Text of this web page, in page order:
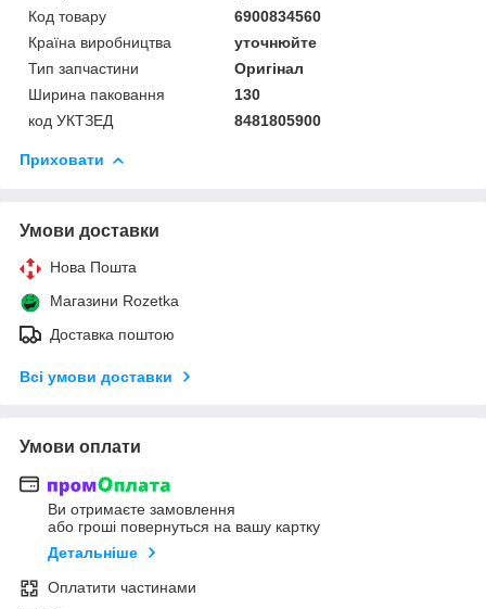
Код товару
6900834560
Країна виробництва
уточнюйте
Тип запчастини
Оригінал
Ширина паковання
130
код УКТЗЕД
8481805900
Приховати
Умови доставки
Нова Пошта
Магазини Rozetka
Доставка поштою
Всі умови доставки
Умови оплати
Ви отримаєте замовлення
або гроші повернуться на вашу картку
Детальніше
Оплатити частинами